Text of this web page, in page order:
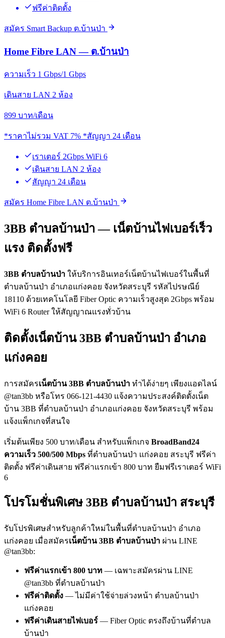
ฟรีค่าติดตั้ง
สมัคร Smart Backup ต.บ้านป่า
Home Fibre LAN — ต.บ้านป่า
ความเร็ว 1 Gbps/1 Gbps
เดินสาย LAN 2 ห้อง
899 บาท/เดือน
*ราคาไม่รวม VAT 7% *สัญญา 24 เดือน
เราเตอร์ 2Gbps WiFi 6
เดินสาย LAN 2 ห้อง
สัญญา 24 เดือน
สมัคร Home Fibre LAN ต.บ้านป่า
3BB ตำบลบ้านป่า — เน็ตบ้านไฟเบอร์เร็ว
แรง ติดตั้งฟรี
3BB ตำบลบ้านป่า ให้บริการอินเทอร์เน็ตบ้านไฟเบอร์ในพื้นที่
ตำบลบ้านป่า อำเภอแก่งคอย จังหวัดสระบุรี รหัสไปรษณีย์
18110 ด้วยเทคโนโลยี Fiber Optic ความเร็วสูงสุด 2Gbps พร้อม
WiFi 6 Router ให้สัญญาณแรงทั่วบ้าน
ติดตั้งเน็ตบ้าน 3BB ตำบลบ้านป่า อำเภอ
แก่งคอย
การสมัครเน็ตบ้าน 3BB ตำบลบ้านป่า ทำได้ง่ายๆ เพียงแอดไลน์
@tan3bb หรือโทร 066-121-4430 แจ้งความประสงค์ติดตั้งเน็ต
บ้าน 3BB ที่ตำบลบ้านป่า อำเภอแก่งคอย จังหวัดสระบุรี พร้อม
แจ้งแพ็กเกจที่สนใจ
เริ่มต้นเพียง 500 บาท/เดือน สำหรับแพ็กเกจ BroadBand24
ความเร็ว 500/500 Mbps ที่ตำบลบ้านป่า แก่งคอย สระบุรี ฟรีค่า
ติดตั้ง ฟรีค่าเดินสาย ฟรีค่าแรกเข้า 800 บาท ยืมฟรีเราเตอร์ WiFi
6
โปรโมชั่นพิเศษ 3BB ตำบลบ้านป่า สระบุรี
รับโปรพิเศษสำหรับลูกค้าใหม่ในพื้นที่ตำบลบ้านป่า อำเภอ
แก่งคอย เมื่อสมัครเน็ตบ้าน 3BB ตำบลบ้านป่า ผ่าน LINE
@tan3bb:
ฟรีค่าแรกเข้า 800 บาท — เฉพาะสมัครผ่าน LINE
@tan3bb ที่ตำบลบ้านป่า
ฟรีค่าติดตั้ง — ไม่มีค่าใช้จ่ายล่วงหน้า ตำบลบ้านป่า
แก่งคอย
ฟรีค่าเดินสายไฟเบอร์ — Fiber Optic ตรงถึงบ้านที่ตำบล
บ้านป่า